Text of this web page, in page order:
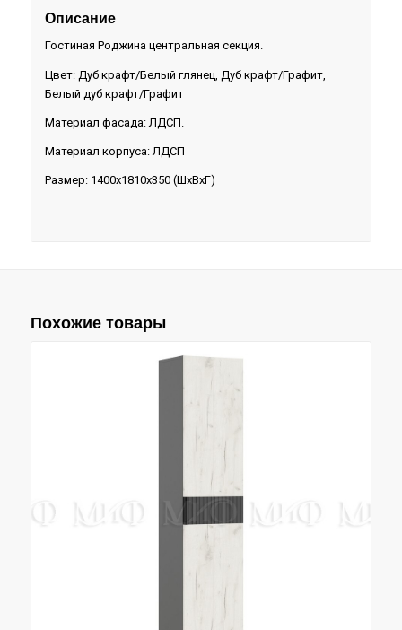
Описание
Гостиная Роджина центральная секция.
Цвет: Дуб крафт/Белый глянец, Дуб крафт/Графит,
Белый дуб крафт/Графит
Материал фасада: ЛДСП.
Материал корпуса: ЛДСП
Размер: 1400х1810х350 (ШхВхГ)
Похожие товары